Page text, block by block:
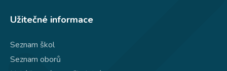
Užitečné informace
Seznam škol
Seznam oborů